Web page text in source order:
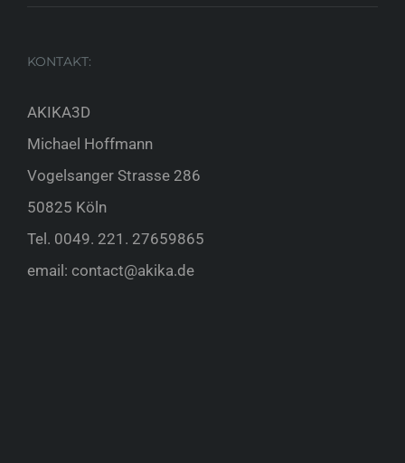
KONTAKT:
AKIKA3D
Michael Hoffmann
Vogelsanger Strasse 286
50825 Köln
Tel. 0049. 221. 27659865
email: contact@akika.de